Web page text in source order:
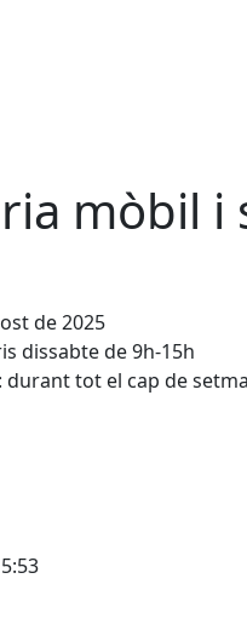
mòbil i
de 2025
dissabte de 9h-15h
: durant tot el cap de